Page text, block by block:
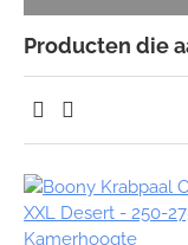
Producten die